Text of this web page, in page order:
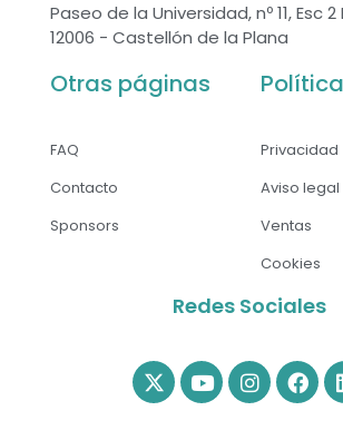
Paseo de la Universidad, nº 11, Esc 2
12006 - Castellón de la Plana
Otras páginas
FAQ
Contacto
Sponsors
Privacidad
Aviso legal
Ventas
Cookies
Redes Sociales